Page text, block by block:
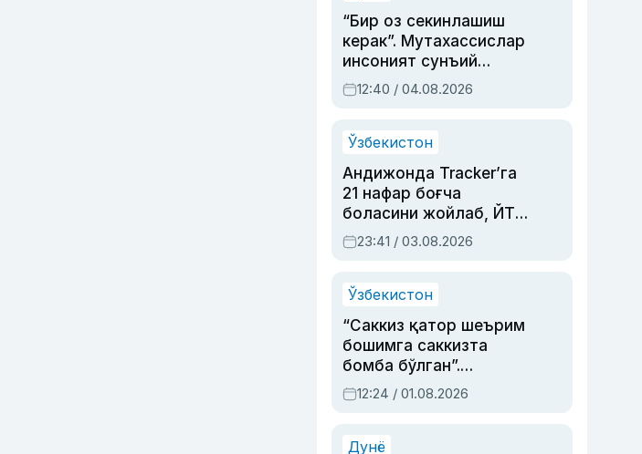
“Бир оз секинлашиш
керак”. Мутахассислар
инсоният сунъий
интеллектни бошқара
олмай қолишидан
12:40 / 04.08.2026
Ўзбекистон
Андижонда Tracker’га
21 нафар боғча
боласини жойлаб, ЙТҲ
содир этган аёлга суд
ҳукми ўқилди
23:41 / 03.08.2026
Ўзбекистон
“Саккиз қатор шеърим
бошимга саккизта
бомба бўлган”.
Абдулла Ориповни
сиёсий айбловлардан
12:24 / 01.08.2026
Дунё